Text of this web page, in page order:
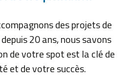
des projets de
20 ans, nous savons
de votre spot est la clé de
et de votre succès.